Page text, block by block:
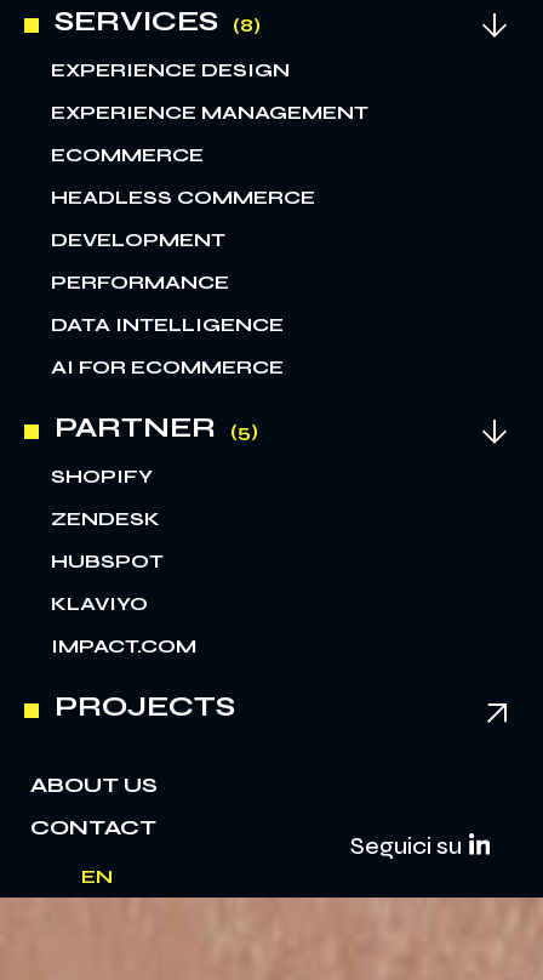
SERVICES
EXPERIENCE DESIGN
EXPERIENCE MANAGEMENT
ECOMMERCE
HEADLESS COMMERCE
DEVELOPMENT
PERFORMANCE
DATA INTELLIGENCE
AI FOR ECOMMERCE
PARTNER
SHOPIFY
ZENDESK
HUBSPOT
KLAVIYO
IMPACT.COM
PROJECTS
ABOUT US
CONTACT
EN
Seguici su